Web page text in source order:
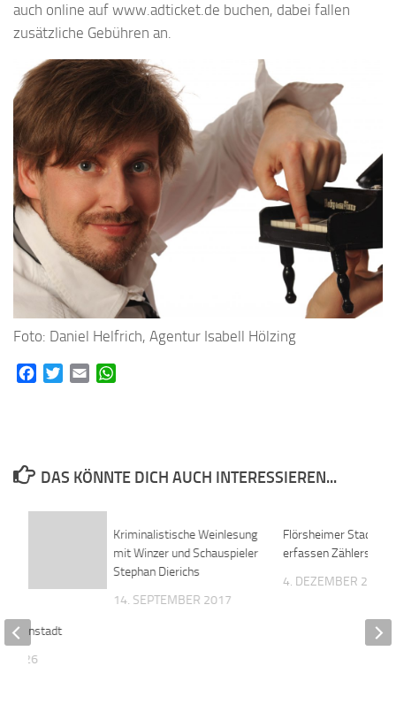
auch online auf www.adticket.de buchen, dabei fallen
zusätzliche Gebühren an.
Foto: Daniel Helfrich, Agentur Isabell Hölzing
FacebookTwitterEmail
DAS KÖNNTE DICH AUCH INTERESSIEREN...
Kriminalistische Weinlesung
mit Winzer und Schauspieler
Stephan Dierichs
14. SEPTEMBER 2017
Flörsheimer
erfassen
4. DEZEMBER 2019
Innenstadt
2026